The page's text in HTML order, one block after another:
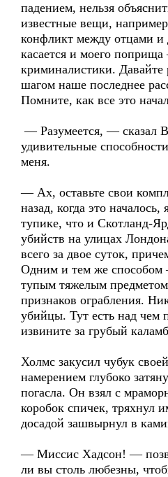
падением, нельзя
известные вещи,
конфликт между отцами и
касается и моего
криминалистики. Давайте
шагом наше последнее
Помните, как все это
— Разумеется, — сказал
удивительные
меня.
— Ах, оставьте свои
назад, когда это
тупике, что и Скотланд-
убийств на улицах
всего за двое суток,
Одним и тем же способом
тупым тяжелым
признаков ограбления.
убийцы. Тут есть над чем
извините за грубый
Холмс закусил чубук
намерением глубоко
погасла. Он взял с
коробок спичек, тряхнул
досадой зашвырнул в
— Миссис Хадсон! —
ли вы столь любезны,